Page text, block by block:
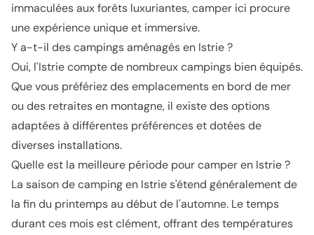
immaculées aux forêts luxuriantes, camper ici procure
une expérience unique et immersive.
Y a-t-il des campings aménagés en Istrie ?
Oui, l'Istrie compte de nombreux campings bien équipés.
Que vous préfériez des emplacements en bord de mer
ou des retraites en montagne, il existe des options
adaptées à différentes préférences et dotées de
diverses installations.
Quelle est la meilleure période pour camper en Istrie ?
La saison de camping en Istrie s'étend généralement de
la fin du printemps au début de l'automne. Le temps
durant ces mois est clément, offrant des températures